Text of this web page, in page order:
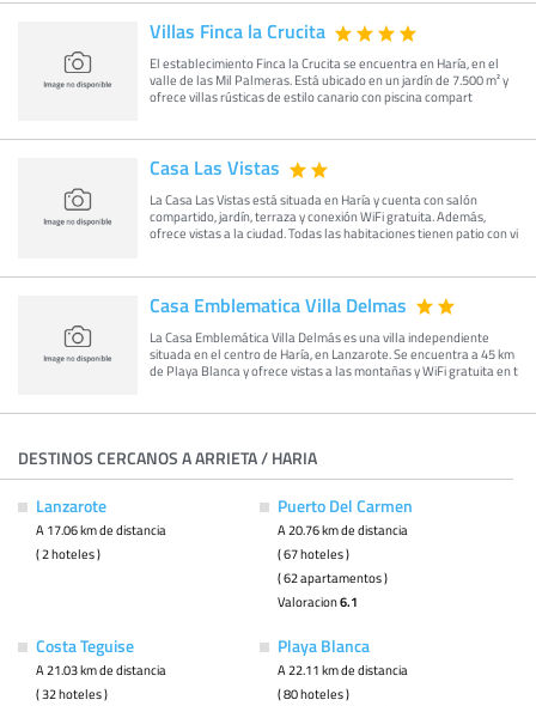
Villas Finca la Crucita
El establecimiento Finca la Crucita se encuentra en Haría, en el
valle de las Mil Palmeras. Está ubicado en un jardín de 7.500 m² y
ofrece villas rústicas de estilo canario con piscina compart
Casa Las Vistas
La Casa Las Vistas está situada en Haría y cuenta con salón
compartido, jardín, terraza y conexión WiFi gratuita. Además,
ofrece vistas a la ciudad. Todas las habitaciones tienen patio con vi
Casa Emblematica Villa Delmas
La Casa Emblemática Villa Delmás es una villa independiente
situada en el centro de Haría, en Lanzarote. Se encuentra a 45 km
de Playa Blanca y ofrece vistas a las montañas y WiFi gratuita en t
DESTINOS CERCANOS A ARRIETA / HARIA
Lanzarote
A 17.06 km de distancia
( 2 hoteles )
Puerto Del Carmen
A 20.76 km de distancia
( 67 hoteles )
( 62 apartamentos )
Valoracion6.1
Costa Teguise
A 21.03 km de distancia
( 32 hoteles )
Playa Blanca
A 22.11 km de distancia
( 80 hoteles )